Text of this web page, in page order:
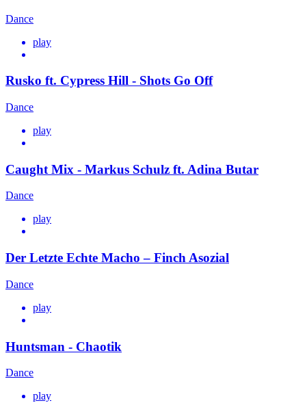
Dance
play
Rusko ft. Cypress Hill - Shots Go Off
Dance
play
Caught Mix - Markus Schulz ft. Adina Butar
Dance
play
Der Letzte Echte Macho – Finch Asozial
Dance
play
Huntsman - Chaotik
Dance
play